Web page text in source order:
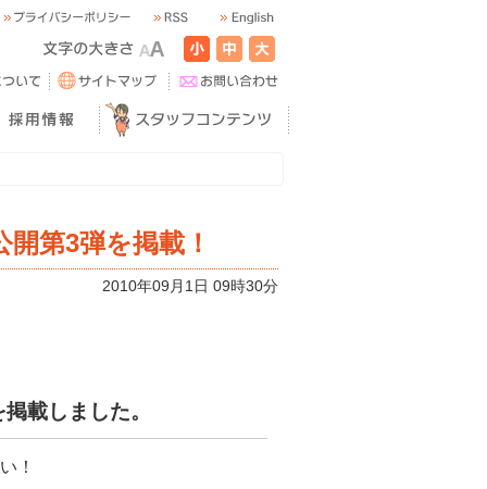
第3弾を掲載！
2010年09月1日 09時30分
載しました。
！